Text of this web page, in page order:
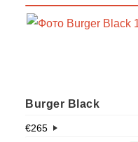
Burger Black
€265